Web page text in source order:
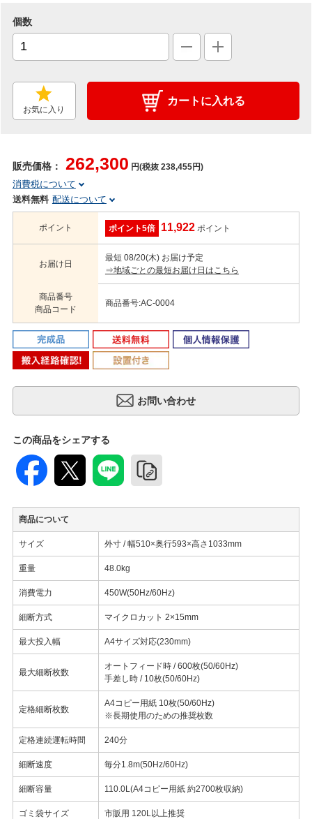
個数
お気に入り
カートに入れる
販売価格： 262,300 円(税抜 238,455円)
消費税について
送料無料 配送について
ポイント ポイント5倍 11,922 ポイント
お届け日
最短 08/20(木) お届け予定
⇒地域ごとの最短お届け日はこちら
商品番号
商品コード
商品番号:AC-0004
この商品をシェアする
商品について
サイズ 外寸 / 幅510×奥行593×高さ1033mm
重量 48.0kg
消費電力 450W(50Hz/60Hz)
細断方式 マイクロカット 2×15mm
最大投入幅 A4サイズ対応(230mm)
最大細断枚数
オートフィード時 / 600枚(50/60Hz)
手差し時 / 10枚(50/60Hz)
定格細断枚数
A4コピー用紙 10枚(50/60Hz)
※長期使用のための推奨枚数
定格連続運転時間 240分
細断速度 毎分1.8m(50Hz/60Hz)
細断容量 110.0L(A4コピー用紙 約2700枚収納)
ゴミ袋サイズ 市販用 120L以上推奨